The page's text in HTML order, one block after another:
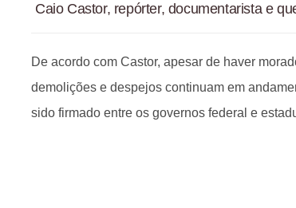
Caio Castor, repórter, documentarista e
De acordo com Castor, apesar de haver
demolições e despejos continuam em
sido firmado entre os governos federal e